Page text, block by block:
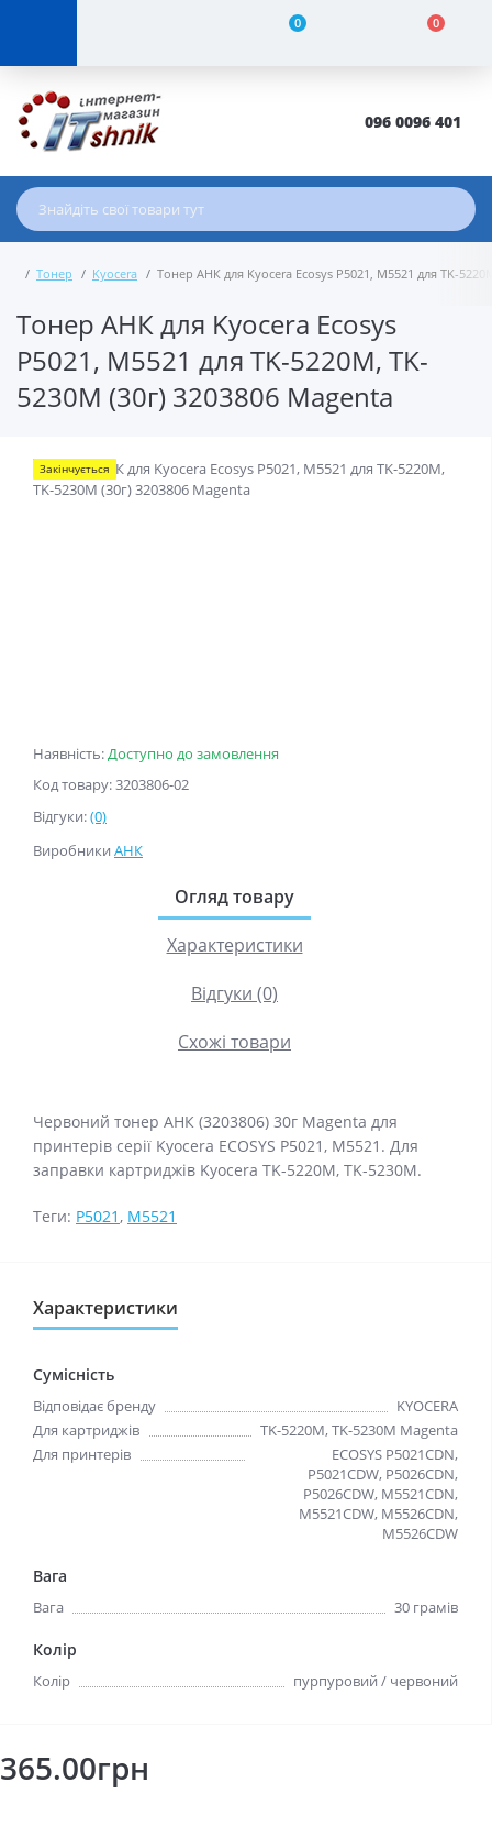
0 0
096 0096 401
Тонер Kyocera Тонер АНК для Kyocera Ecosys P5021, M5521 для TK-
Тонер АНК для Kyocera Ecosys
P5021, M5521 для TK-5220M, TK-
5230M (30г) 3203806 Magenta
Наявність:Доступно до замовлення
Код товару: 3203806-02
Відгуки:(0)
Виробники АНК
Закінчується
Огляд товару
Характеристики
Відгуки (0)
Схожі товари
Червоний тонер АНК (3203806) 30г Magenta для
принтерів серії Kyocera ECOSYS P5021, M5521. Для
заправки картриджiв Kyocera TK-5220M, TK-5230M.
Теги: P5021, M5521
Характеристики
Сумісність
Відповідає бренду
KYOCERA
Для картриджів
TK-5220M, TK-5230M Magenta
Для принтерів
ECOSYS P5021CDN,
P5021CDW, P5026CDN,
P5026CDW, M5521CDN,
M5521CDW, M5526CDN,
M5526CDW
Вага
Вага 30 грамів
Колір
Колір пурпуровий / червоний
365.00грн